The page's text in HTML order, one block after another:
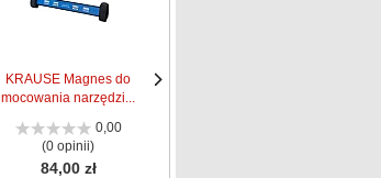
KRAUSE Magnes do
mocowania narzędzi...
0,00
(0 opinii)
84,00 zł